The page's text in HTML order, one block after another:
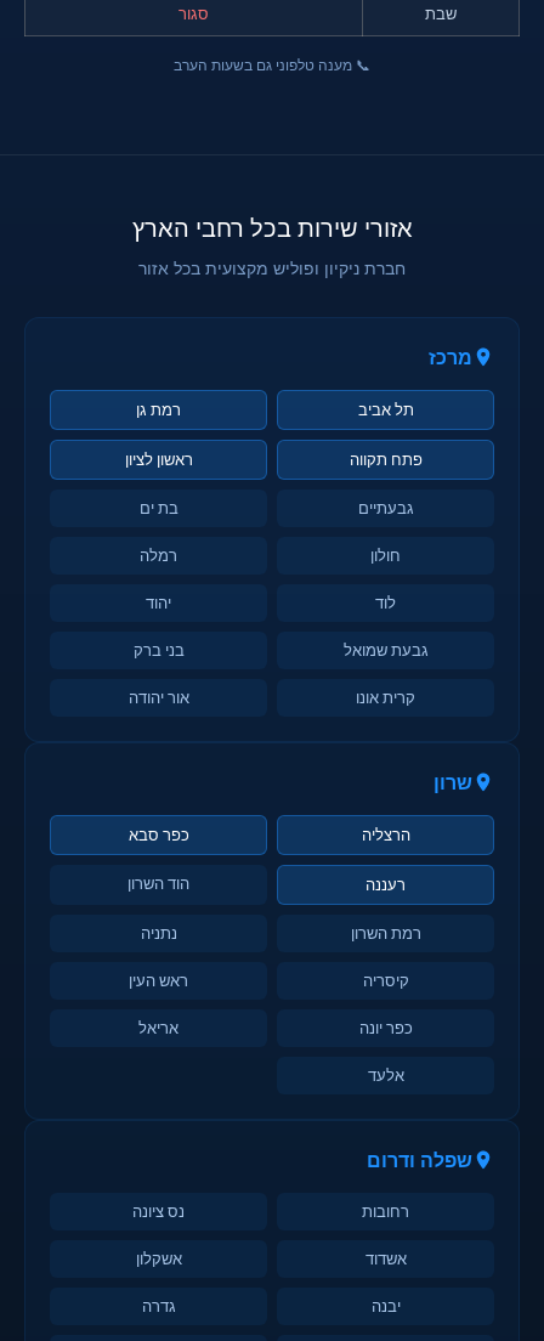
שבת
סגור
📞 מענה טלפוני גם בשעות הערב
אזורי שירות בכל רחבי הארץ
חברת ניקיון ופוליש מקצועית בכל אזור
מרכז
תל אביב רמת גן
פתח תקווה ראשון לציון
גבעתיים בת ים
חולון רמלה
לוד יהוד
גבעת שמואל בני ברק
קרית אונו אור יהודה
שרון
הרצליה כפר סבא
רעננה הוד השרון
רמת השרון נתניה
קיסריה ראש העין
כפר יונה אריאל
אלעד
שפלה ודרום
רחובות נס ציונה
אשדוד אשקלון
יבנה גדרה